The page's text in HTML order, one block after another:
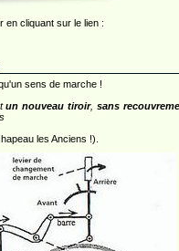
en cliquant sur le lien :
sens de marche !
un nouveau tiroir, sans
les Anciens !).